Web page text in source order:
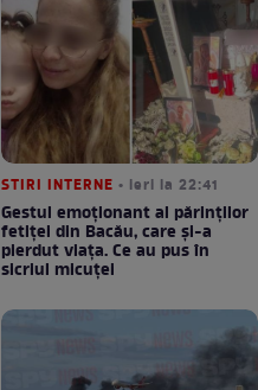
STIRI INTERNE • ieri la 22:41
Gestul emoționant al părinților
fetiței din Bacău, care și-a
pierdut viața. Ce au pus în
sicriul micuței